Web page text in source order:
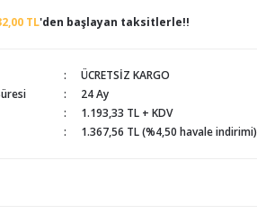
TL'den başlayan taksitlerle!!
ÜCRETSİZ KARGO
24 Ay
1.193,33 TL + KDV
1.367,56 TL (%4,50 havale indirimi)